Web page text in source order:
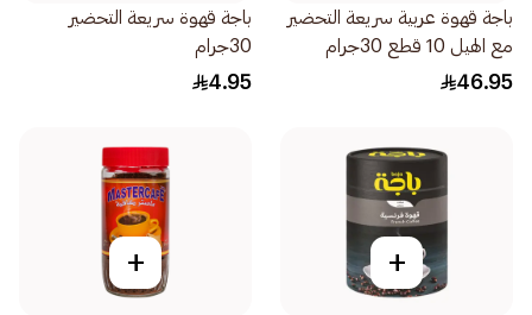
باجة قهوة عربية سريعة التحضير
مع الهيل 10 قطع 30جرام
46.95
باجة قهوة سريعة التحضير
30جرام
4.95
+
+